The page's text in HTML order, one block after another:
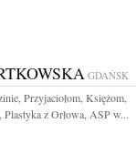
GDAŃSK
Przyjaciołom, Księżom,
Plastyka z Orłowa, ASP w...